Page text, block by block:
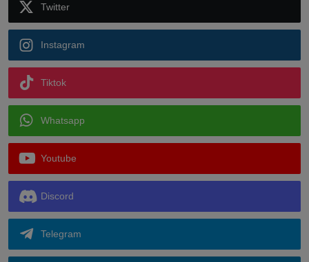
Twitter
Instagram
Tiktok
Whatsapp
Youtube
Discord
Telegram